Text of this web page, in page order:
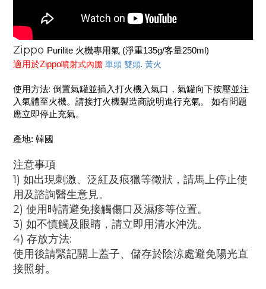
Zippo Purilite 火機專用氣 (淨重135g/客量250ml)
適用於Zippo噴射式內膽 單頭 雙頭. 黃火
使用方法: 倒置氣罐並插入打火機入氣口，氣罐向下按壓並注
入氣體至火機。請接打火機製造商說明進行充氣。 如有問題
應立即停止充氣。
產地: 韓國
注意事項
1) 如出現刺激、泛紅及痕獵等徵狀，請馬上停止使
用及諮詢醫生意見。
2) 使用時請避免接觸傷口及濕疹等位置。
3) 如不慎觸及眼睛，請立即用清水沖洗。
4) 存放方法:
使用後請緊記關上蓋子、儲存於陰涼處避免陽光直
接照射。